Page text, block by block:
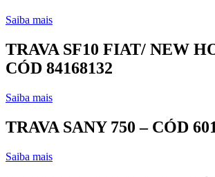
Saiba mais
TRAVA SF10 FIAT/ NEW
CÓD 84168132
Saiba mais
TRAVA SANY 750 – CÓD
Saiba mais